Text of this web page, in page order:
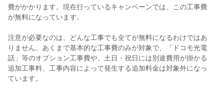
費がかかります。現在行っているキャンペーンでは、この工事費
が無料になっています。
注意が必要なのは、どんな工事でも全てが無料になるわけではあ
りません。あくまで基本的な工事費のみが対象で、「ドコモ光電
話」等のオプション工事費や、土日・祝日には別途費用が掛かる
追加工事料、工事内容によって発生する追加料金は対象外になっ
ています。